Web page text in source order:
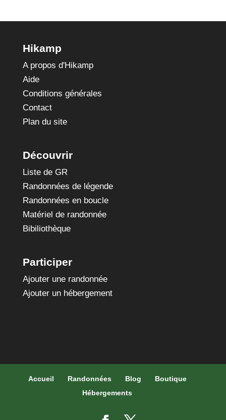
Hikamp
A propos d'Hikamp
Aide
Conditions générales
Contact
Plan du site
Découvrir
Liste de GR
Randonnées de légende
Randonnées en boucle
Matériel de randonnée
Bibiliothèque
Participer
Ajouter une randonnée
Ajouter un hébergement
Accueil Randonnées Blog
Boutique
Hébergements